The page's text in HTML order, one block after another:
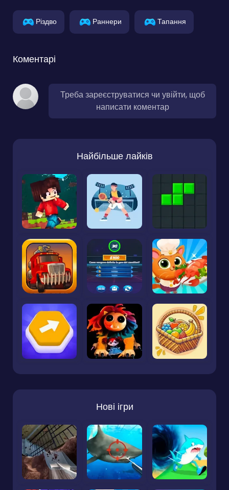
Різдво Раннери Тапання
Коментарі
Треба зареєструватися чи увійти, щоб
написати коментар
Найбільше лайків
Нові ігри